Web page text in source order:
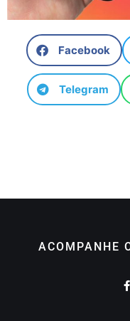
Facebook
Telegram
ACOMPANHE